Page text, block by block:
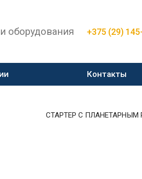
оборудования +375 (29)
Контакты
СТАРТЕР С ПЛАНЕТАРНЫМ